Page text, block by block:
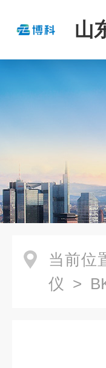
山
当前位
仪 >